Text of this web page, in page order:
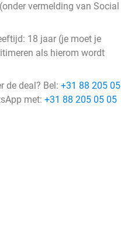
vermelding van Social
18 jaar (je moet je
als hierom wordt
de deal? Bel: +31 88 205 05
met: +31 88 205 05 05